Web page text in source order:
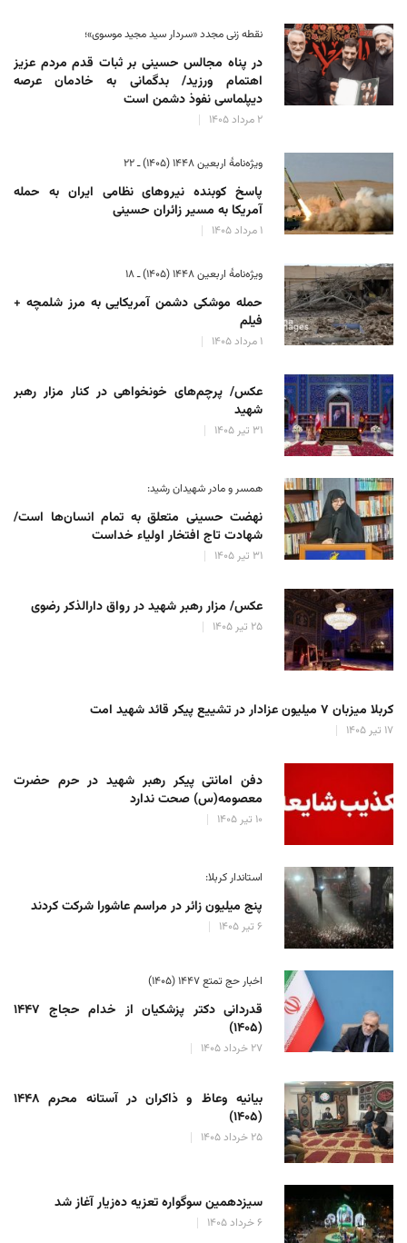
نقطه زنی مجدد «سردار سید مجید موسوی»؛
در پناه مجالس حسینی بر ثبات‌ قدم مردم عزیز
اهتمام ورزید/ بدگمانی به خادمان عرصه
دیپلماسی نفوذ دشمن است
۲ مرداد ۱۴۰۵
ویژه‌نامهٔ اربعین ۱۴۴۸ (۱۴۰۵) ـ ۲۲
پاسخ کوبنده نیروهای نظامی ایران به حمله
آمریکا به مسیر زائران حسینی
۱ مرداد ۱۴۰۵
ویژه‌نامهٔ اربعین ۱۴۴۸ (۱۴۰۵) ـ ۱۸
حمله موشکی دشمن آمریکایی به مرز شلمچه +
فیلم
۱ مرداد ۱۴۰۵
عکس/ پرچم‌های خونخواهی در کنار مزار رهبر
شهید
۳۱ تیر ۱۴۰۵
همسر و مادر شهیدان رشید:
نهضت حسینی متعلق به تمام انسان‌ها است/
شهادت تاج افتخار اولیاء خداست
۳۱ تیر ۱۴۰۵
عکس/ مزار رهبر شهید در رواق دارالذکر رضوی
۲۵ تیر ۱۴۰۵
کربلا میزبان ۷ میلیون عزادار در تشییع پیکر قائد شهید امت
۱۷ تیر ۱۴۰۵
دفن امانتی پیکر رهبر شهید در حرم حضرت
معصومه(س) صحت ندارد
۱۰ تیر ۱۴۰۵
استاندار کربلا:
پنج میلیون زائر در مراسم عاشورا شرکت کردند
۶ تیر ۱۴۰۵
اخبار حج تمتع ۱۴۴۷ (۱۴۰۵)
قدردانی دکتر پزشکیان از خدام حجاج ۱۴۴۷
(۱۴۰۵)
۲۷ خرداد ۱۴۰۵
بیانیه وعاظ و ذاکران در آستانه محرم ۱۴۴۸
(۱۴۰۵)
۲۵ خرداد ۱۴۰۵
سیزدهمین سوگواره تعزیه ده‌زیار آغاز شد
۶ خرداد ۱۴۰۵